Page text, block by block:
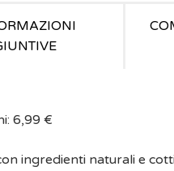
6,99 €
ingredienti naturali e